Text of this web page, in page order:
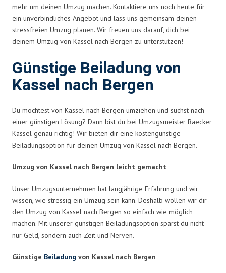
mehr um deinen Umzug machen. Kontaktiere uns noch heute für
ein unverbindliches Angebot und lass uns gemeinsam deinen
stressfreien Umzug planen. Wir freuen uns darauf, dich bei
deinem Umzug von Kassel nach Bergen zu unterstützen!
Günstige Beiladung von
Kassel nach Bergen
Du möchtest von Kassel nach Bergen umziehen und suchst nach
einer günstigen Lösung? Dann bist du bei Umzugsmeister Baecker
Kassel genau richtig! Wir bieten dir eine kostengünstige
Beiladungsoption für deinen Umzug von Kassel nach Bergen.
Umzug von Kassel nach Bergen leicht gemacht
Unser Umzugsunternehmen hat langjährige Erfahrung und wir
wissen, wie stressig ein Umzug sein kann. Deshalb wollen wir dir
den Umzug von Kassel nach Bergen so einfach wie möglich
machen. Mit unserer günstigen Beiladungsoption sparst du nicht
nur Geld, sondern auch Zeit und Nerven.
Günstige Beiladung von Kassel nach Bergen